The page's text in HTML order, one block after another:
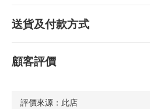
送貨及付款方式
顧客評價